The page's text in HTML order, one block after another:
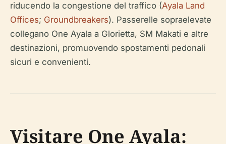
riducendo la congestione del traffico (Ayala Land
Offices; Groundbreakers). Passerelle sopraelevate
collegano One Ayala a Glorietta, SM Makati e altre
destinazioni, promuovendo spostamenti pedonali
sicuri e convenienti.
Visitare One Ayala: